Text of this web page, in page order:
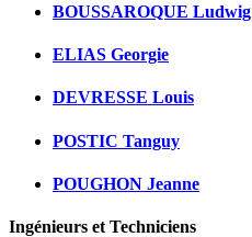
BOUSSAROQUE Ludwig
ELIAS Georgie
DEVRESSE Louis
POSTIC Tanguy
POUGHON Jeanne
Ingénieurs et Techniciens